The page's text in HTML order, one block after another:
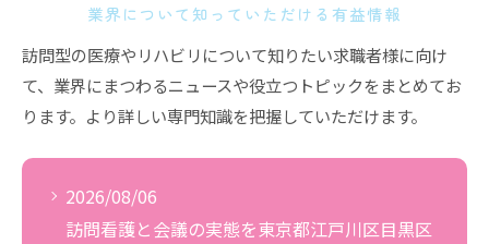
業界について知っていただける有益情報
訪問型の医療やリハビリについて知りたい求職者様に向け
て、業界にまつわるニュースや役立つトピックをまとめてお
ります。より詳しい専門知識を把握していただけます。
2026/08/06
訪問看護と会議の実態を東京都江戸川区目黒区